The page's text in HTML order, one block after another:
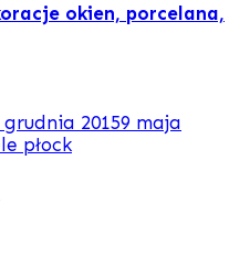
okien, porcelana,
grudnia 20159 maja
płock